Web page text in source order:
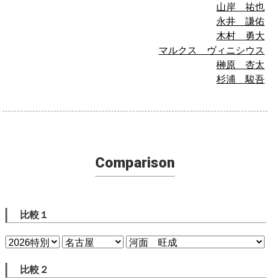
山岸 祐也
永井 謙佑
木村 勇大
マルクス ヴィニシウス
榊原 杏太
杉浦 駿吾
Comparison
比較１
比較２